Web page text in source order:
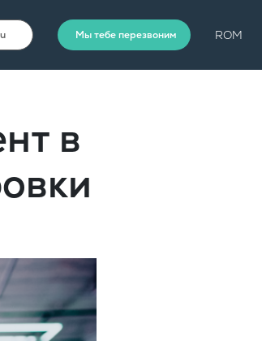
Мы тебе перезвоним ROM
в